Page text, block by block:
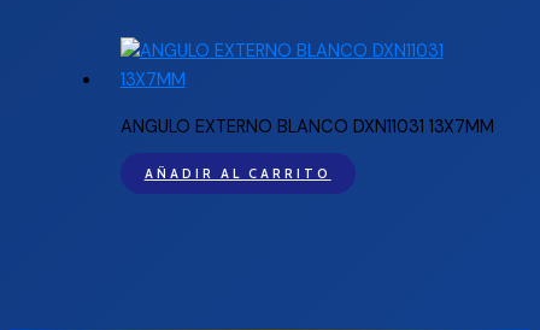
ANGULO EXTERNO BLANCO DXN11031 13X7MM
AÑADIR AL CARRITO